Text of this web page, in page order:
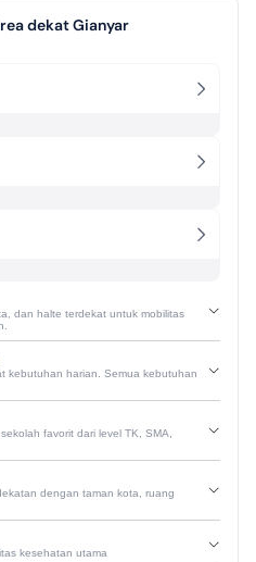
dekat Gianyar
dan halte terdekat untuk mobilitas
kebutuhan harian. Semua kebutuhan
favorit dari level TK, SMA,
dengan taman kota, ruang
kesehatan utama